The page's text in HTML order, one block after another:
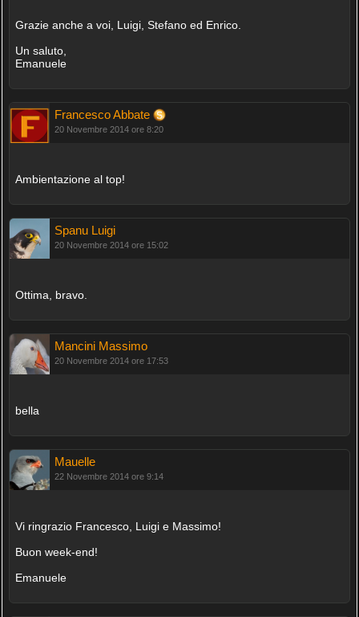
Grazie anche a voi, Luigi, Stefano ed Enrico.
Un saluto,
Emanuele
Francesco Abbate
20 Novembre 2014 ore 8:20
Ambientazione al top!
Spanu Luigi
20 Novembre 2014 ore 15:02
Ottima, bravo.
Mancini Massimo
20 Novembre 2014 ore 17:53
bella
Mauelle
22 Novembre 2014 ore 9:14
Vi ringrazio Francesco, Luigi e Massimo!
Buon week-end!
Emanuele